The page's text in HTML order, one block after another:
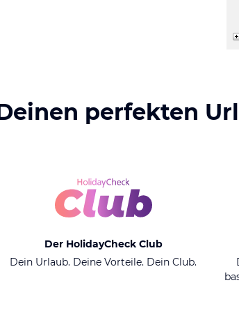
perfekten
Der HolidayCheck Club
Dein Urlaub. Deine Vorteile. Dein Club.